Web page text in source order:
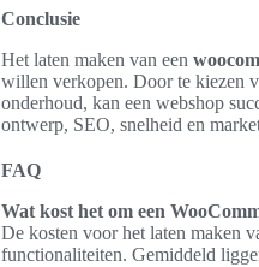
Conclusie
Het laten maken van een
willen verkopen. Door te kiezen
onderhoud, kan een webshop
ontwerp, SEO, snelheid en
FAQ
Wat kost het om een
De kosten voor het laten maken
functionaliteiten. Gemiddeld